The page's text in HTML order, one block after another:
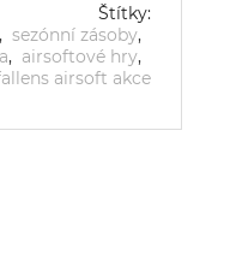
Štítky:
, sezónní zásoby,
, airsoftové hry,
airsoft akce